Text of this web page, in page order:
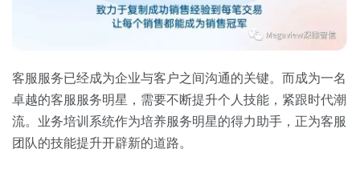
房地产
金融
资源中心
全部
关于我们
客服服务已经成为企业与客户之间沟通的关键。而成为一名
卓越的客服服务明星，需要不断提升个人技能，紧跟时代潮
流。业务培训系统作为培养服务明星的得力助手，正为客服
团队的技能提升开辟新的道路。